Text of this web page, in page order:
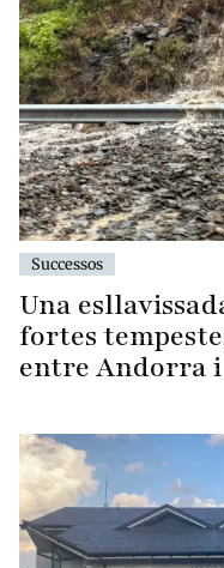
Successos
Una
fortes
entre Andorra